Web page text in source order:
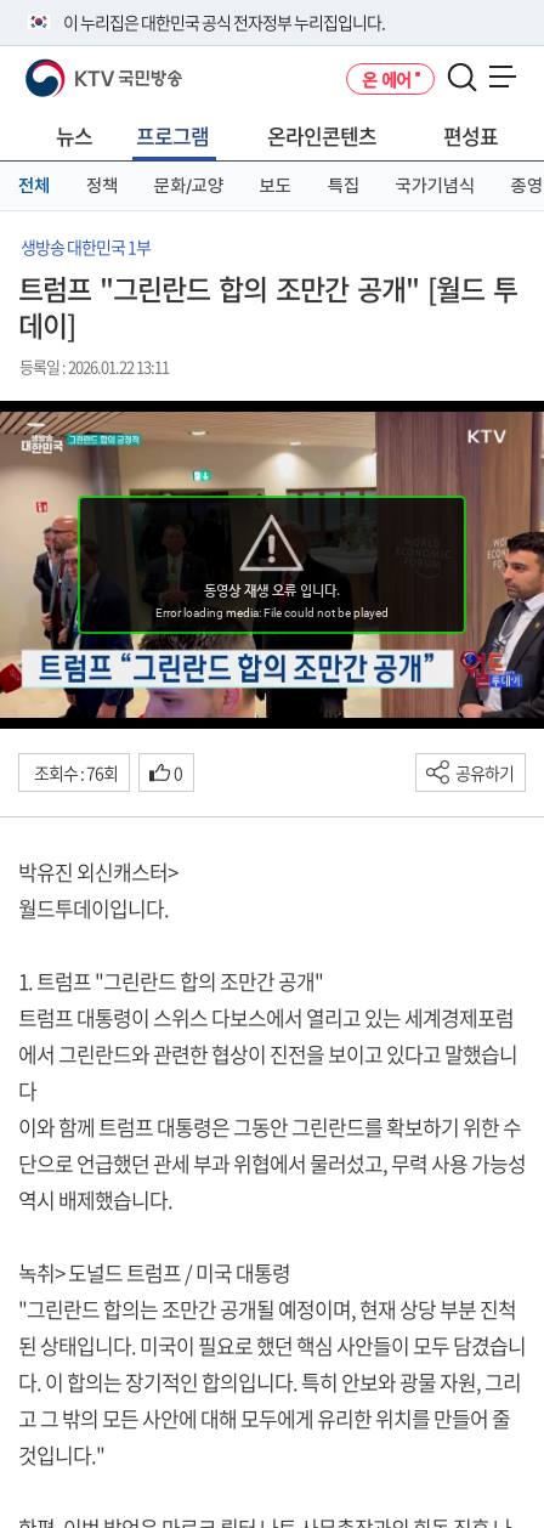
이 누리집은 대한민국 공식 전자정부 누리집입니다.
공식 누리집 주소 확인하기
니다.
이밖에 or.kr 또는 .kr등 다른 도메인 주소를 사용하고 있다면 아래 URL에
서 도메인 주소를 확인해 보세요
KTV 국민방송 온 에어
뉴스 프로그램 온라인콘텐츠 편성표
전체 정책 문화/교양 보도 특집 국가기념식 종영
생방송 대한민국 1부
트럼프 "그린란드 합의 조만간 공개" [월드 투
데이]
등록일 : 2026.01.22 13:11
조회수 : 76회 0 공유하기
박유진 외신캐스터>
월드투데이입니다.
1. 트럼프 "그린란드 합의 조만간 공개"
트럼프 대통령이 스위스 다보스에서 열리고 있는 세계경제포럼
에서 그린란드와 관련한 협상이 진전을 보이고 있다고 말했습니
다
이와 함께 트럼프 대통령은 그동안 그린란드를 확보하기 위한 수
단으로 언급했던 관세 부과 위협에서 물러섰고, 무력 사용 가능성
역시 배제했습니다.
녹취> 도널드 트럼프 / 미국 대통령
"그린란드 합의는 조만간 공개될 예정이며, 현재 상당 부분 진척
된 상태입니다. 미국이 필요로 했던 핵심 사안들이 모두 담겼습니
다. 이 합의는 장기적인 합의입니다. 특히 안보와 광물 자원, 그리
고 그 밖의 모든 사안에 대해 모두에게 유리한 위치를 만들어 줄
것입니다."